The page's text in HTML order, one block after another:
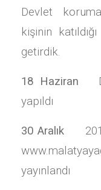
Devlet
kişinin
getirdik.
18 Haziran
yapıldı
30 Aralık
yayınlandı